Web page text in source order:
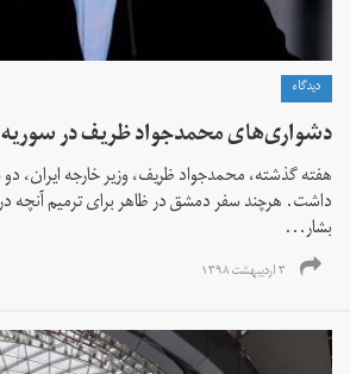
دیدگاه
دشواری‌های محمدجواد ظریف در سوریه
هفته گذشته، محمدجواد ظریف، وزیر خارجه ایران،
داشت. هرچند سفر دمشق در ظاهر برای ترمیم آنچه
بشار...
۳ اردیبهشت ۱۳۹۸